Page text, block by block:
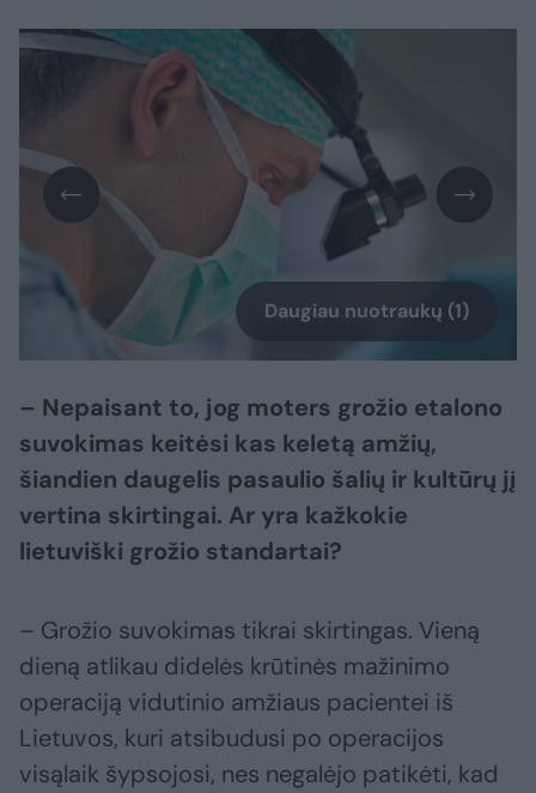
Daugiau nuotraukų (1)
– Nepaisant to, jog moters grožio etalono
suvokimas keitėsi kas keletą amžių,
šiandien daugelis pasaulio šalių ir kultūrų jį
vertina skirtingai. Ar yra kažkokie
lietuviški grožio standartai?
– Grožio suvokimas tikrai skirtingas. Vieną
dieną atlikau didelės krūtinės mažinimo
operaciją vidutinio amžiaus pacientei iš
Lietuvos, kuri atsibudusi po operacijos
visąlaik šypsojosi, nes negalėjo patikėti, kad